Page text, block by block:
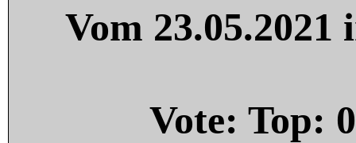
Vom
Vote: Top: 0